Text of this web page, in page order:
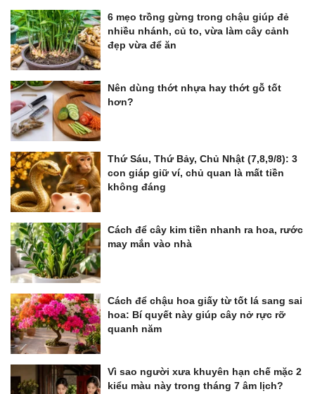
6 mẹo trồng gừng trong chậu giúp đẻ
nhiều nhánh, củ to, vừa làm cây cảnh
đẹp vừa để ăn
Nên dùng thớt nhựa hay thớt gỗ tốt
hơn?
Thứ Sáu, Thứ Bảy, Chủ Nhật (7,8,9/8): 3
con giáp giữ ví, chủ quan là mất tiền
không đáng
Cách để cây kim tiền nhanh ra hoa, rước
may mắn vào nhà
Cách để chậu hoa giấy từ tốt lá sang sai
hoa: Bí quyết này giúp cây nở rực rỡ
quanh năm
Vì sao người xưa khuyên hạn chế mặc 2
kiểu màu này trong tháng 7 âm lịch?